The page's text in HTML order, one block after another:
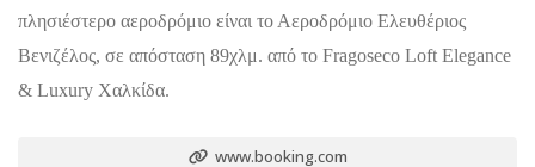
πλησιέστερο αεροδρόμιο είναι το Αεροδρόμιο Ελευθέριος
Βενιζέλος, σε απόσταση 89χλμ. από το Fragoseco Loft Elegance
& Luxury Χαλκίδα.
www.booking.com